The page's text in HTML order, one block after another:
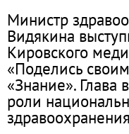
Министр
Видякина
Кировского
«Поделись
«Знание». Глава
роли